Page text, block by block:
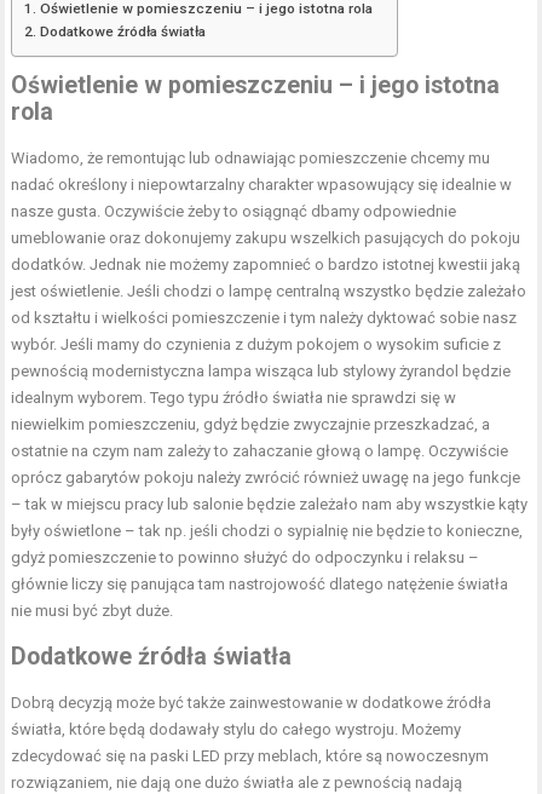
Oświetlenie w pomieszczeniu – i jego istotna rola
Dodatkowe źródła światła
Oświetlenie w pomieszczeniu – i jego istotna
rola
Wiadomo, że remontując lub odnawiając pomieszczenie chcemy mu
nadać określony i niepowtarzalny charakter wpasowujący się idealnie w
nasze gusta. Oczywiście żeby to osiągnąć dbamy odpowiednie
umeblowanie oraz dokonujemy zakupu wszelkich pasujących do pokoju
dodatków. Jednak nie możemy zapomnieć o bardzo istotnej kwestii jaką
jest oświetlenie. Jeśli chodzi o lampę centralną wszystko będzie zależało
od kształtu i wielkości pomieszczenie i tym należy dyktować sobie nasz
wybór. Jeśli mamy do czynienia z dużym pokojem o wysokim suficie z
pewnością modernistyczna lampa wisząca lub stylowy żyrandol będzie
idealnym wyborem. Tego typu źródło światła nie sprawdzi się w
niewielkim pomieszczeniu, gdyż będzie zwyczajnie przeszkadzać, a
ostatnie na czym nam zależy to zahaczanie głową o lampę. Oczywiście
oprócz gabarytów pokoju należy zwrócić również uwagę na jego funkcje
– tak w miejscu pracy lub salonie będzie zależało nam aby wszystkie kąty
były oświetlone – tak np. jeśli chodzi o sypialnię nie będzie to konieczne,
gdyż pomieszczenie to powinno służyć do odpoczynku i relaksu –
głównie liczy się panująca tam nastrojowość dlatego natężenie światła
nie musi być zbyt duże.
Dodatkowe źródła światła
Dobrą decyzją może być także zainwestowanie w dodatkowe źródła
światła, które będą dodawały stylu do całego wystroju. Możemy
zdecydować się na paski LED przy meblach, które są nowoczesnym
rozwiązaniem, nie dają one dużo światła ale z pewnością nadają